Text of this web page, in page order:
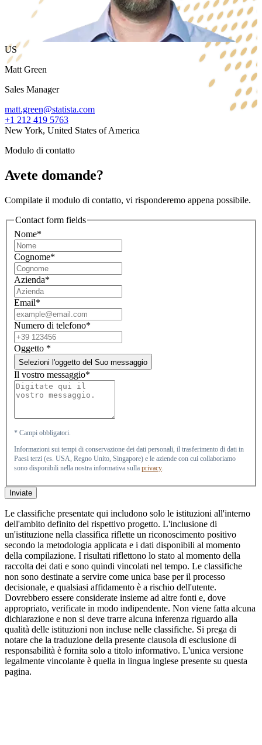
US
Matt Green
Sales Manager
matt.green@statista.com
+1 212 419 5763
New York, United States of America
Modulo di contatto
Avete domande?
Compilate il modulo di contatto, vi risponderemo appena possibile.
Contact form fields
Nome*
Cognome*
Azienda*
Email*
Numero di telefono*
Oggetto *
Selezioni l'oggetto del Suo messaggio
Il vostro messaggio*
* Campi obbligatori.
Informazioni sui tempi di conservazione dei dati personali, il trasferimento di dati in
Paesi terzi (es. USA, Regno Unito, Singapore) e le aziende con cui collaboriamo
sono disponibili nella nostra informativa sulla privacy
Inviate
Le classifiche presentate qui includono solo le istituzioni all'interno
dell'ambito definito del rispettivo progetto. L'inclusione di
un'istituzione nella classifica riflette un riconoscimento positivo
secondo la metodologia applicata e i dati disponibili al momento
della compilazione. I risultati riflettono lo stato al momento della
raccolta dei dati e sono quindi vincolati nel tempo. Le classifiche
non sono destinate a servire come unica base per il processo
decisionale, e qualsiasi affidamento è a rischio dell'utente.
Dovrebbero essere considerate insieme ad altre fonti e, dove
appropriato, verificate in modo indipendente. Non viene fatta alcuna
dichiarazione e non si deve trarre alcuna inferenza riguardo alla
qualità delle istituzioni non incluse nelle classifiche. Si prega di
notare che la traduzione della presente clausola di esclusione di
responsabilità è fornita solo a titolo informativo. L'unica versione
legalmente vincolante è quella in lingua inglese presente su questa
pagina.